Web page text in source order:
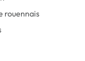
rouennais